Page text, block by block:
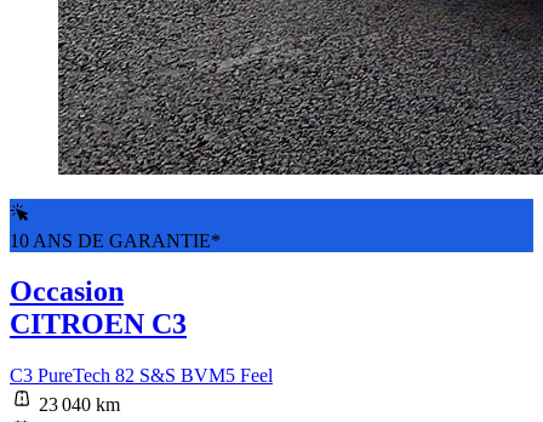
10 ANS DE GARANTIE*
Occasion
CITROEN C3
C3 PureTech 82 S&S BVM5 Feel
23 040 km